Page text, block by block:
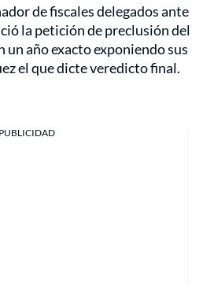
de fiscales delegados ante
la petición de preclusión del
un año exacto exponiendo sus
el que dicte veredicto final.
PUBLICIDAD